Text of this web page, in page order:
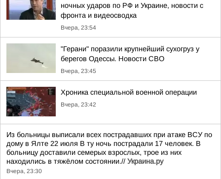
ночных ударов по РФ и Украине, новости с
фронта и видеосводка
Вчера, 23:54
"Герани" поразили крупнейший сухогруз у
берегов Одессы. Новости СВО
Вчера, 23:45
Хроника специальной военной операции
Вчера, 23:42
Из больницы выписали всех пострадавших при атаке ВСУ по
дому в Ялте 22 июля В ту ночь пострадали 17 человек. В
больницу доставили семерых взрослых, трое из них
находились в тяжёлом состоянии.// Украина.ру
Вчера, 23:30